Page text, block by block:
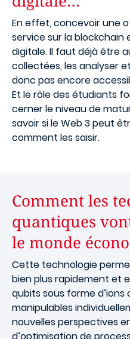
En effet, concevoir une
service sur la
digitale. Il faut déjà être
collectées, les analyser
donc pas encore
Et le rôle des étudiants
cerner le niveau de
savoir si le Web 3 peut
comment les saisir.
Comment les
quantiques
le monde
Cette technologie
bien plus rapidement et
qubits sous forme
manipulables
nouvelles perspectives
d’optimisation de